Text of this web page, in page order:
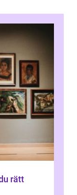
rätt